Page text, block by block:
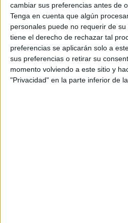
cambiar sus preferencias antes de
Tenga en cuenta que algún
personales puede no requerir de
tiene el derecho de rechazar tal
preferencias se aplicarán solo a
sus preferencias o retirar su
momento volviendo a este sitio y
"Privacidad" en la parte inferior de
Modalidad:
Nota de Corte:
no aplica
Coste anual
(primer curso):
7.970 €
Duración:
5 años